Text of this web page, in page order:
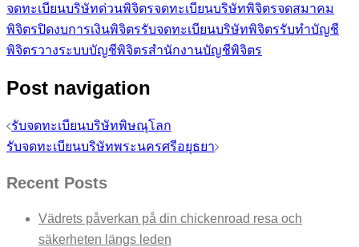
จดทะเบียนบริษัทด่วนพิจิตรจดทะเบียนบริษัทพิจิตรจดสมาคม
พิจิตรปิดงบการเงินพิจิตรรับจดทะเบียนบริษัทพิจิตรรับทำบัญชี
พิจิตรวางระบบบัญชีพิจิตรสำนักงานบัญชีพิจิตร
Post navigation
รับจดทะเบียนบริษัทพิษณุโลก
รับจดทะเบียนบริษัทพระนครศรีอยุธยา
Recent Posts
Vädrets påverkan på din chickenroad resa och
säkerheten längs leden